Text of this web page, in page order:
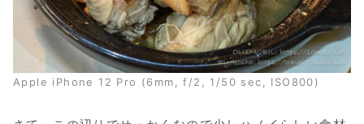
Apple iPhone 12 Pro (6mm, f/2, 1/50 sec, ISO800)